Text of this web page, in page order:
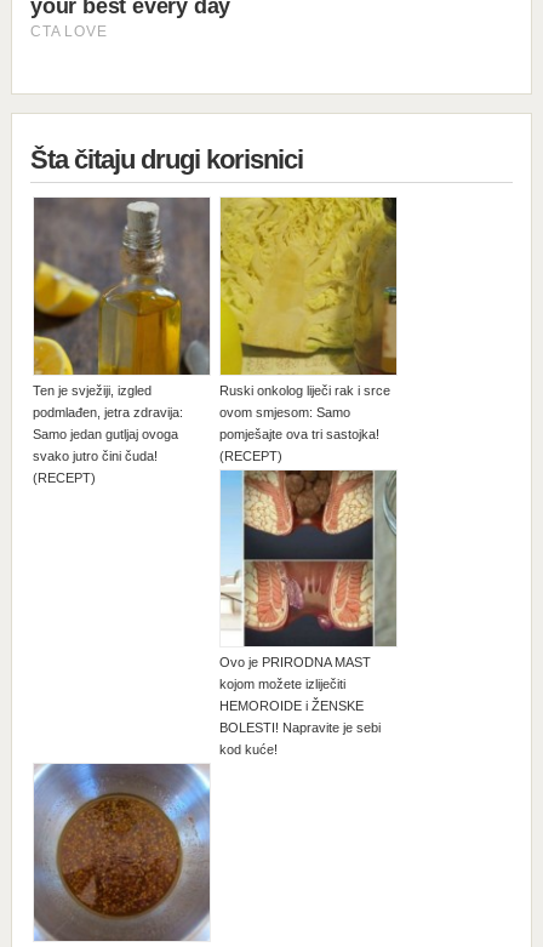
Šta čitaju drugi korisnici
Ten je svježiji, izgled
podmlađen, jetra zdravija:
Samo jedan gutljaj ovoga
svako jutro čini čuda!
(RECEPT)
Ruski onkolog liječi rak i srce
ovom smjesom: Samo
pomješajte ova tri sastojka!
(RECEPT)
Ovo je PRIRODNA MAST
kojom možete izliječiti
HEMOROIDE i ŽENSKE
BOLESTI! Napravite je sebi
kod kuće!